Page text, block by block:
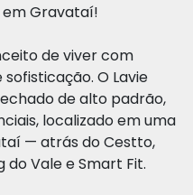
Gravataí!
de viver com
O Lavie
de alto padrão,
localizado em uma
— atrás do Cestto,
do Vale e Smart Fit.